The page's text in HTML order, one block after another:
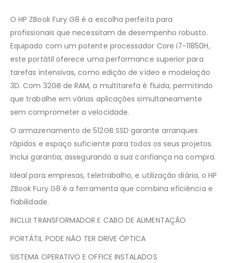
O HP ZBook Fury G8 é a escolha perfeita para
profissionais que necessitam de desempenho robusto.
Equipado com um potente processador Core i7-11850H,
este portátil oferece uma performance superior para
tarefas intensivas, como edição de vídeo e modelação
3D. Com 32GB de RAM, a multitarefa é fluida, permitindo
que trabalhe em várias aplicações simultaneamente
sem comprometer a velocidade.
O armazenamento de 512GB SSD garante arranques
rápidos e espaço suficiente para todos os seus projetos.
Inclui garantia, assegurando a sua confiança na compra.
Ideal para empresas, teletrabalho, e utilização diária, o HP
ZBook Fury G8 é a ferramenta que combina eficiência e
fiabilidade.
INCLUI TRANSFORMADOR E CABO DE ALIMENTAÇÃO
PORTÁTIL PODE NÃO TER DRIVE ÓPTICA
SISTEMA OPERATIVO E OFFICE INSTALADOS